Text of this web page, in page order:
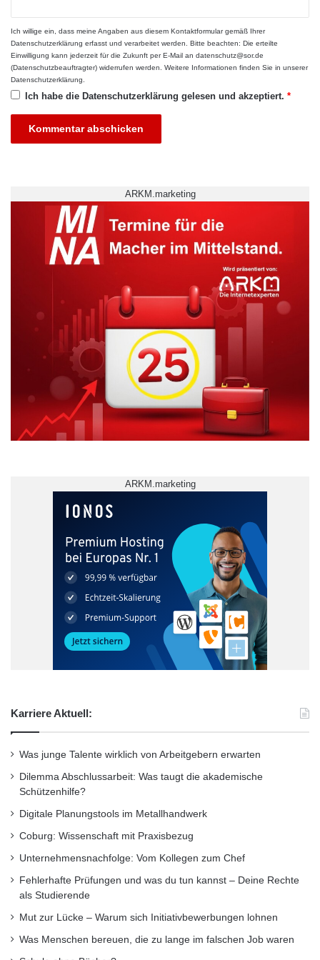
Während des Weiterbildungstages können sich
die Besucher in speziellen Vorführungen
ausführlich über den Online-Campus
Pädagogen und Absolventen für Fragen zu
Lehrgängen und Studiengängen bereit. Die
SGD informiert über die Angebote aus ihren
Wissenswelten Schulabschlüsse, Sprachen,
Wirtschaft, Technik, Informatik,
Allgemeinbildung sowie Kreativität,
Persönlichkeit und Gesundheit. In einem
weiteren Themenraum werden die Bachelor-
und Master-Studiengänge der Wilhelm
Büchner Hochschule in den Fachrichtungen
Informatik, Elektro- und Informationstechnik,
Verfahrenstechnik, Wirtschaftsingenieurwesen
und Technologiemanagement vorgestellt. Bei
einer Führung durch die Räumlichkeiten lernen
Weiterbildungsinteressierte den gemeinsamen
Standort der SGD und der Wilhelm Büchner
Hochschule kennen.
Über die Studiengemeinschaft Darmstadt
Die Studiengemeinschaft Darmstadt ist einer
der traditionsreichsten und größten Anbieter
von Fernstudiengängen in Deutschland.
Jährlich bilden sich ca. 60 000 Fernschüler in
Technik, Informatik, Allgemeinbildung sowie
Kreativität, Persönlichkeit und Gesundheit
weiter.
Ich willige ein, dass meine Angaben aus diesem Kontaktformular gemäß Ihrer
Datenschutzerklärung erfasst und verarbeitet werden. Bitte beachten: Die erteilte
Einwilligung kann jederzeit für die Zukunft per E-Mail an datenschutz@sor.de
(Datenschutzbeauftragter) widerrufen werden. Weitere Informationen finden Sie in unserer
Datenschutzerklärung.
Ich habe die Datenschutzerklärung gelesen und akzeptiert. *
ARKM.marketing
ARKM.marketing
Karriere Aktuell:
Was junge Talente wirklich von Arbeitgebern erwarten
Dilemma Abschlussarbeit: Was taugt die akademische
Schützenhilfe?
Digitale Planungstools im Metallhandwerk
Coburg: Wissenschaft mit Praxisbezug
Unternehmensnachfolge: Vom Kollegen zum Chef
Fehlerhafte Prüfungen und was du tun kannst – Deine Rechte
als Studierende
Mut zur Lücke – Warum sich Initiativbewerbungen lohnen
Was Menschen bereuen, die zu lange im falschen Job waren